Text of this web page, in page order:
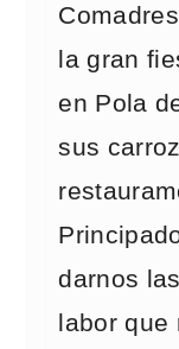
la gran
en Pola
sus
darnos
labor que